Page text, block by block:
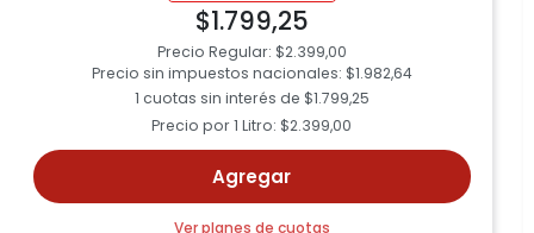
$1.799,25
Precio Regular: $2.399,00
Precio sin impuestos nacionales: $1.982,64
1 cuotas sin interés de $1.799,25
Precio por 1 Litro: $2.399,00
Agregar
Ver planes de cuotas